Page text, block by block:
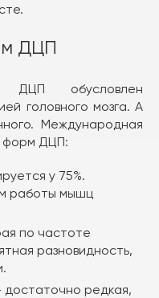
ДЦП
ДЦП обусловлен
головного мозга. А
Международная
форм ДЦП:
у 75%.
работы мышц
по частоте
разновидность,
редкая,